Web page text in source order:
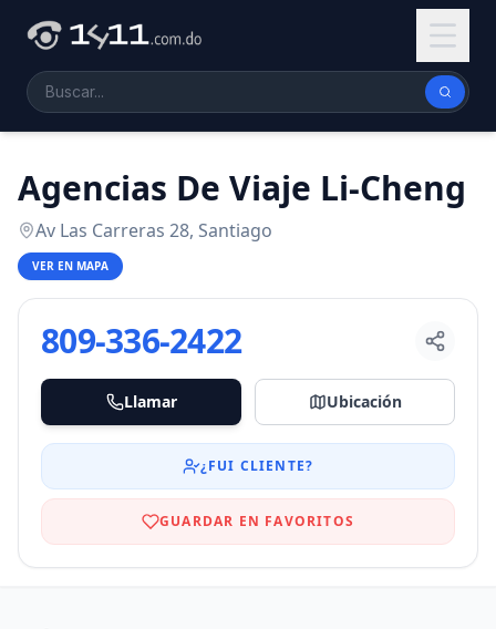
Agencias De Viaje Li-Cheng
Av Las Carreras 28, Santiago
VER EN MAPA
809-336-2422
Llamar Ubicación
¿FUI CLIENTE?
GUARDAR EN FAVORITOS